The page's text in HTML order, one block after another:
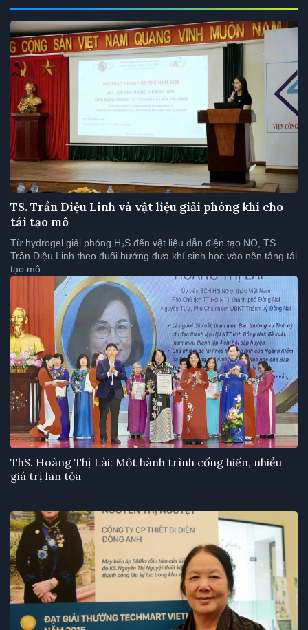
TS. Trần Diệu Linh và vật liệu giải phóng khí cho
tái tạo mô
Từ hydrogel giải phóng H₂S đến vật liệu dẫn điện tạo NO, TS.
Trần Diệu Linh theo đuổi hướng đưa khí sinh học vào nền tảng tái
tạo mô...
ThS. Hoàng Thị Lài: Một hành trình cống hiến, nhiều
giá trị lan tỏa